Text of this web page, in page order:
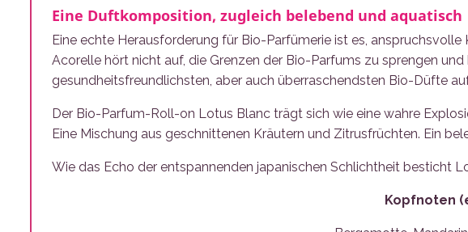
Eine Duftkomposition, zugleich belebend und aquatisch
Eine echte Herausforderung für Bio-Parfümerie ist es,
Acorelle hört nicht auf, die Grenzen der Bio-Parfums zu sprengen
gesundheitsfreundlichsten, aber auch überraschendsten Bio-Düfte
Der Bio-Parfum-Roll-on Lotus Blanc trägt sich wie eine wahre
Eine Mischung aus geschnittenen Kräutern und Zitrusfrüchten. Ein
Wie das Echo der entspannenden japanischen Schlichtheit besticht
Kopfnoten